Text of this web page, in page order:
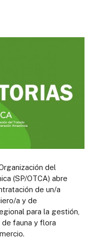
del
(SP/OTCA) abre
de un/a
a y de
para la gestión,
fauna y flora